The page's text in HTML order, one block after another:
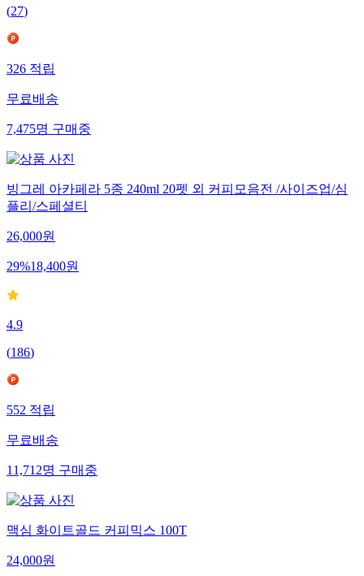
(27)
326 적립
무료배송
7,475명 구매중
빙그레 아카페라 5종 240ml 20펫 외 커피모음전 /사이즈업/심
플리/스페셜티
26,000원
29%18,400원
4.9
(186)
552 적립
무료배송
11,712명 구매중
맥심 화이트골드 커피믹스 100T
24,000원